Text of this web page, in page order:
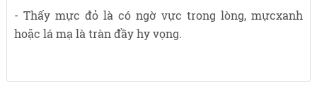
- Thấy mực đỏ là có ngờ vực trong lòng, mựcxanh
hoặc lá mạ là tràn đầy hy vọng.